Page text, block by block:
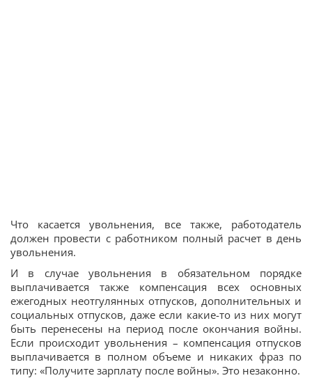
Что касается увольнения, все также, работодатель
должен провести с работником полный расчет в день
увольнения.
И в случае увольнения в обязательном порядке
выплачивается также компенсация всех основных
ежегодных неотгулянных отпусков, дополнительных и
социальных отпусков, даже если какие-то из них могут
быть перенесены на период после окончания войны.
Если происходит увольнения – компенсация отпусков
выплачивается в полном объеме и никаких фраз по
типу: «Получите зарплату после войны». Это незаконно.